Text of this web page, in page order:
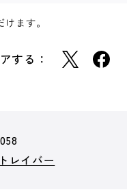
ます。
する：
レイバー